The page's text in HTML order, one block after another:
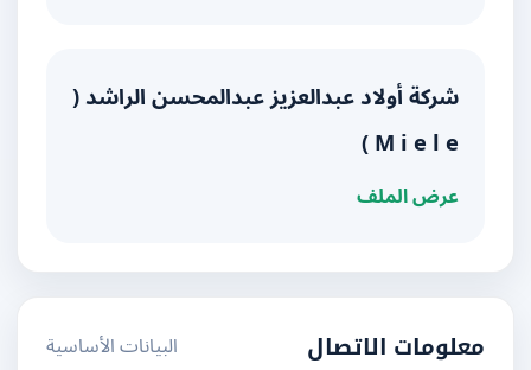
شركة أولاد عبدالعزيز عبدالمحسن الراشد (
M i e l e )
عرض الملف
معلومات الاتصال
البيانات الأساسية